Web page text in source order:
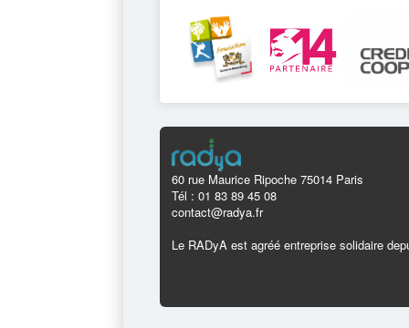
60 rue Maurice Ripoche 75014 Paris
Tél : 01 83 89 45 08
contact@radya.fr
Le RADyA est agréé entreprise solidaire